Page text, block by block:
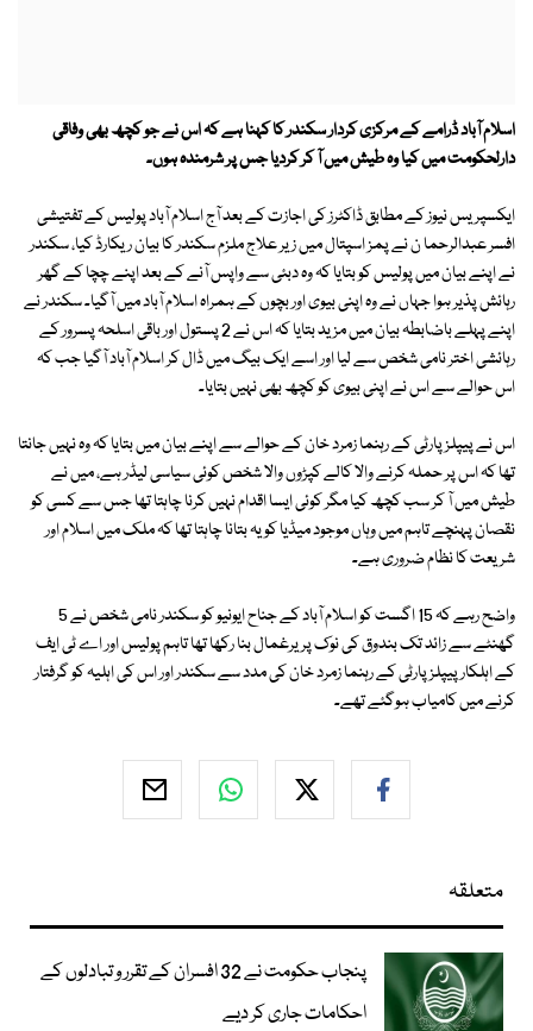
اسلام آباد ڈرامے کے مرکزی کردار سکندر کا کہنا ہے کہ اس نے جو کچھ بھی وفاقی
دارلحکومت میں کیا وہ طیش میں آ کر کردیا جس پر شرمندہ ہوں۔
ایکسپریس نیوز کے مطابق ڈاکٹرز کی اجازت کے بعد آج اسلام آباد پولیس کے تفتیشی
افسر عبدالرحما ن نے پمز اسپتال میں زیر علاج ملزم سکندر کا بیان ریکارڈ کیا، سکندر
نے اپنے بیان میں پولیس کو بتایا کہ وہ دبئی سے واپس آنے کے بعد اپنے چچا کے گھر
رہائش پذیر ہوا جہاں نے وہ اپنی بیوی اور بچوں کے ہمراہ اسلام آباد میں آگیا۔ سکندر نے
اپنے پہلے باضابطہ بیان میں مزید بتایا کہ اس نے 2 پستول اور باقی اسلحہ پسرور کے
رہائشی اختر نامی شخص سے لیا اور اسے ایک بیگ میں ڈال کر اسلام آباد آگیا جب کہ
اس حوالے سے اس نے اپنی بیوی کو کچھ بھی نہيں بتایا۔
اس نے پیپلزپارٹی کے رہنما زمرد خان کے حوالے سے اپنے بیان میں بتایا کہ وہ نہیں جانتا
تھا کہ اس پر حملہ کرنے والا کالے کپڑوں والا شخص کوئی سیاسی لیڈر ہے، میں نے
طیش میں آ کر سب کچھ کیا مگر کوئی ایسا اقدام نہیں کرنا چاہتا تھا جس سے کسی کو
نقصان پہنچے تاہم میں وہاں موجود میڈیا کو یہ بتانا چاہتا تھا کہ ملک میں اسلام اور
شریعت کا نظام ضروری ہے۔
واضح رہے کہ 15 اگست کو اسلام آباد کے جناح ایونیو کو سکندر نامی شخص نے 5
گھنٹے سے زائد تک بندوق کی نوک پر یرغمال بنا رکھا تھا تاہم پولیس اور اے ٹی ایف
کے اہلکار پیپلز پارٹی کے رہنما زمرد خان کی مدد سے سکندر اور اس کی اہلیہ کو گرفتار
کرنے میں کامیاب ہوگئے تھے۔
متعلقہ
پنجاب حکومت نے 32 افسران کے تقرر و تبادلوں کے
احکامات جاری کر دیے